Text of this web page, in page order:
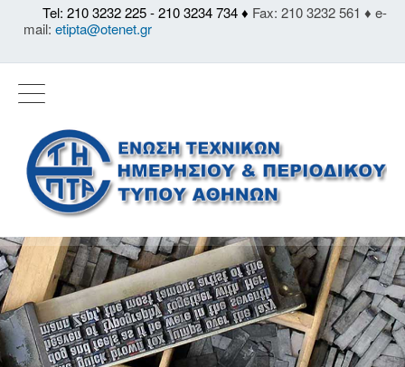
Tel: 210 3232 225 - 210 3234 734 ♦ Fax: 210 3232 561 ♦ e-
mail: etipta@otenet.gr